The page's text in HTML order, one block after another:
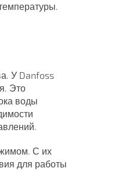
У Danfoss
Это
воды
С их
для работы